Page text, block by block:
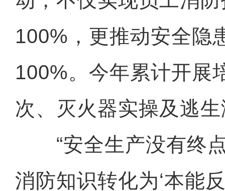
100%，更推动安全隐
100%。今年累计开展
次、灭火器实操及逃
“安全生产没有终点
消防知识转化为‘本能